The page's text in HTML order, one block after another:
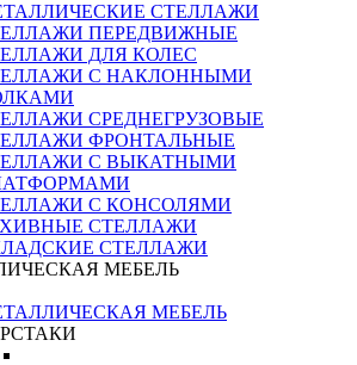
СТЕЛЛАЖИ
ПЕРЕДВИЖНЫЕ
ДЛЯ КОЛЕС
С НАКЛОННЫМИ
СРЕДНЕГРУЗОВЫЕ
ФРОНТАЛЬНЫЕ
С ВЫКАТНЫМИ
С КОНСОЛЯМИ
СТЕЛЛАЖИ
СТЕЛЛАЖИ
МЕБЕЛЬ
МЕБЕЛЬ